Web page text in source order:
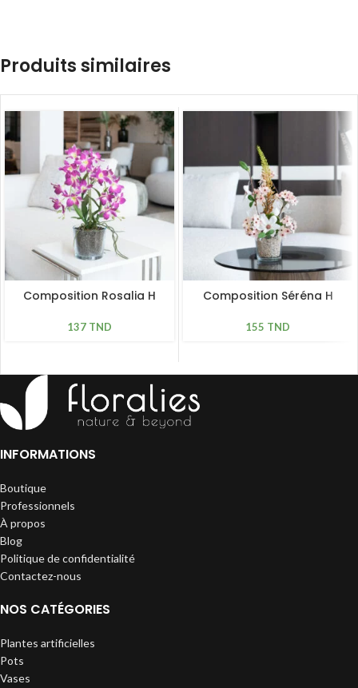
Produits similaires
Composition Rosalia H
137 TND
Composition Séréna H
155 TND
INFORMATIONS
Boutique
Professionnels
À propos
Blog
Politique de confidentialité
Contactez-nous
NOS CATÉGORIES
Plantes artificielles
Pots
Vases